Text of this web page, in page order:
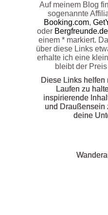
Auf meinem Blog
sogenannte
Booking.com,
oder Bergfreunde.de
einem * markiert.
über diese Links
erhalte ich eine
bleibt der
Diese Links helfen
Laufen zu
inspirierende
und Draußensein
deine